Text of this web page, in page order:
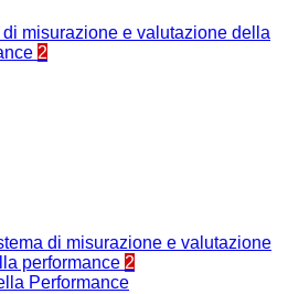
di misurazione e valutazione della
2
di misurazione e valutazione
performance 2
Performance